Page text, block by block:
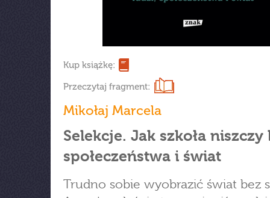
Kup książkę:
Przeczytaj fragment:
Mikołaj Marcela
Selekcje. Jak szkoła
społeczeństwa i świat
Trudno sobie wyobrazić świat bez